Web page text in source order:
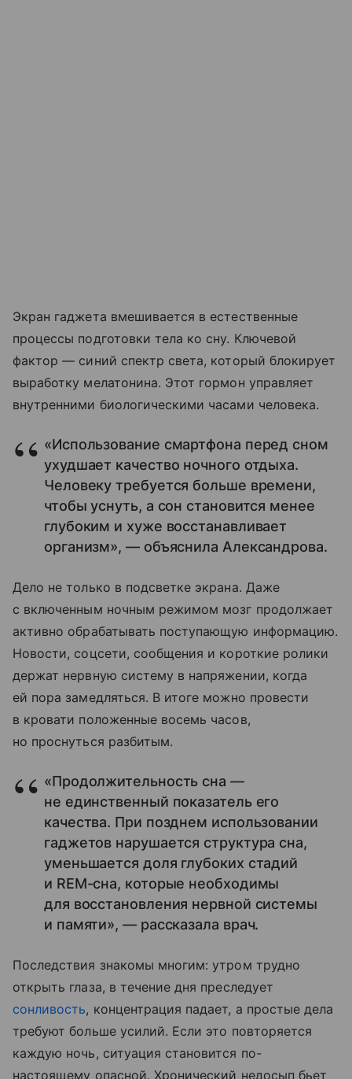
Экран гаджета вмешивается в естественные
процессы подготовки тела ко сну. Ключевой
фактор — синий спектр света, который блокирует
выработку мелатонина. Этот гормон управляет
внутренними биологическими часами человека.
«Использование смартфона перед сном
ухудшает качество ночного отдыха.
Человеку требуется больше времени,
чтобы уснуть, а сон становится менее
глубоким и хуже восстанавливает
организм», — объяснила Александрова.
Дело не только в подсветке экрана. Даже
с включенным ночным режимом мозг продолжает
активно обрабатывать поступающую информацию.
Новости, соцсети, сообщения и короткие ролики
держат нервную систему в напряжении, когда
ей пора замедляться. В итоге можно провести
в кровати положенные восемь часов,
но проснуться разбитым.
«Продолжительность сна —
не единственный показатель его
качества. При позднем использовании
гаджетов нарушается структура сна,
уменьшается доля глубоких стадий
и REM-сна, которые необходимы
для восстановления нервной системы
и памяти», — рассказала врач.
Последствия знакомы многим: утром трудно
открыть глаза, в течение дня преследует
сонливость, концентрация падает, а простые дела
требуют больше усилий. Если это повторяется
каждую ночь, ситуация становится по-
настоящему опасной. Хронический недосып бьет